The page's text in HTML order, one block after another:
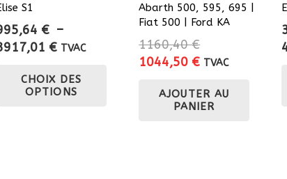
S1
€ –
€Plage
prix :
995,64 €
TVAC
CHOIX DES
OPTIONS
Abarth 500, 595, 695 |
Fiat 500 | Ford KA
1160,40€
Le
initial
1044,50 €Le
actuel
est :
TVAC
AJOUTER AU
PANIER